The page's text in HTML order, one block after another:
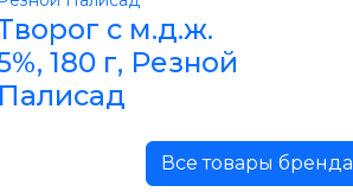
с м.д.ж.
180 г, Резной
Все товары бренда